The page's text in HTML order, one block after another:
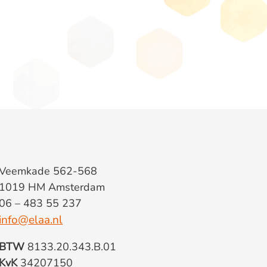
562-568
HM Amsterdam
– 483 55 237
8133.20.343.B.01
34207150